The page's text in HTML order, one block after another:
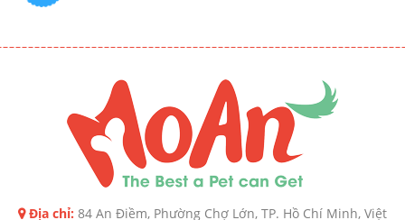
Địa chỉ: 84 An Điềm, Phường Chợ Lớn, TP. Hồ Chí Minh, Việt